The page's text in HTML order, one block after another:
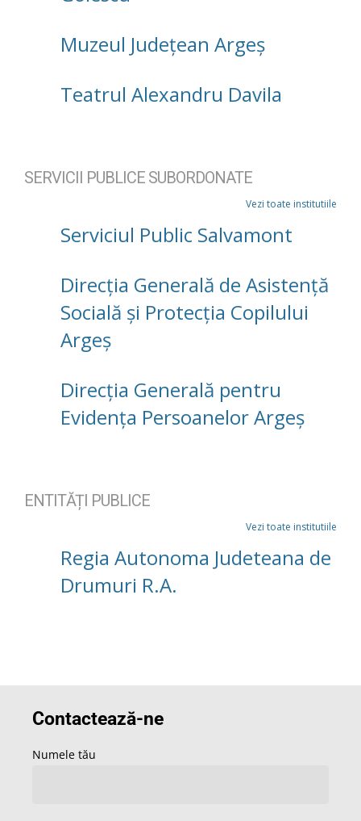
Muzeul Județean Argeș
Teatrul Alexandru Davila
SERVICII PUBLICE SUBORDONATE
Vezi toate institutiile
Serviciul Public Salvamont
Direcţia Generală de Asistenţă
Socială şi Protecţia Copilului
Argeş
Direcția Generală pentru
Evidența Persoanelor Argeș
ENTITĂȚI PUBLICE
Vezi toate institutiile
Regia Autonoma Judeteana de
Drumuri R.A.